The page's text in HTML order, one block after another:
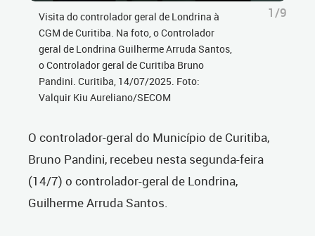
Visita do controlador geral de Londrina à
CGM de Curitiba. Na foto, o Controlador
geral de Londrina Guilherme Arruda Santos,
o Controlador geral de Curitiba Bruno
Pandini. Curitiba, 14/07/2025. Foto:
Valquir Kiu Aureliano/SECOM
1/9
O controlador-geral do Município de Curitiba,
Bruno Pandini, recebeu nesta segunda-feira
(14/7) o controlador-geral de Londrina,
Guilherme Arruda Santos.